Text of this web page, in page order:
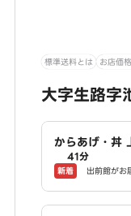
標準送料とは お店価
大字生路字
からあげ・丼
41分
新着 出前館がお